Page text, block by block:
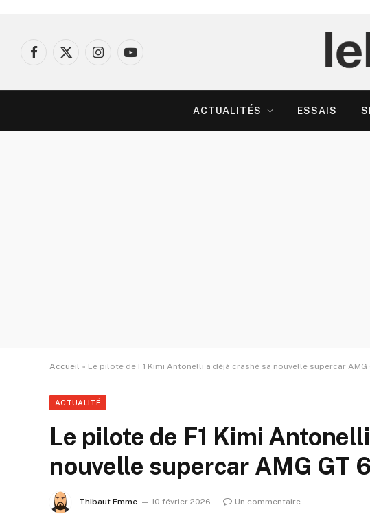
Facebook
X
InstagramYouTube
ACTUALITÉS ESSAIS
Accueil » Le pilote de F1 Kimi Antonelli a déjà crashé sa nouvelle supercar AMG
ACTUALITÉ
Le pilote de F1 Kimi
nouvelle supercar AMG GT
Thibaut Emme 10 février 2026 Un commentaire